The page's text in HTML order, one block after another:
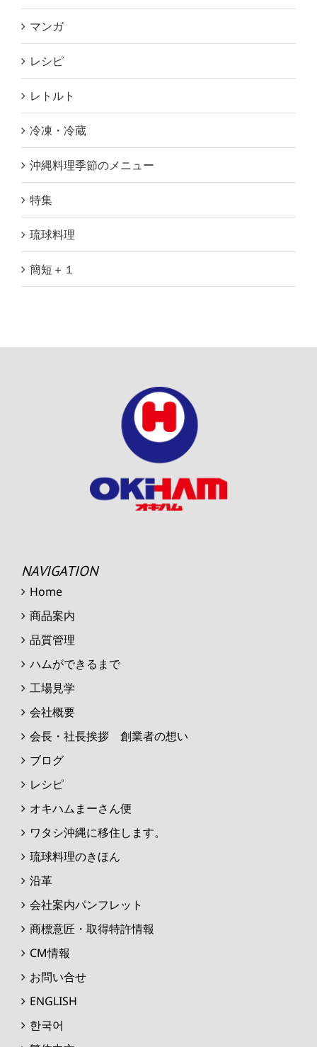
マンガ
レシピ
レトルト
冷凍・冷蔵
沖縄料理季節のメニュー
特集
琉球料理
簡短＋１
NAVIGATION
Home
商品案内
品質管理
ハムができるまで
工場見学
会社概要
会長・社長挨拶 創業者の想い
ブログ
レシピ
オキハムまーさん便
ワタシ沖縄に移住します。
琉球料理のきほん
沿革
会社案内パンフレット
商標意匠・取得特許情報
CM情報
お問い合せ
ENGLISH
한국어